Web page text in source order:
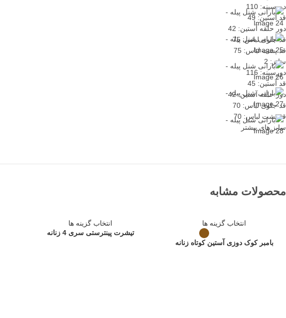
دورسینه: 110
قد آستین: 49
دور حلقه آستین: 42
قد جلوی لباس: 75
قد پشت لباس: 75
سایز: 2
دورسینه: 116
قد آستین: 45
دور حلقه آستین: 42
قد جلوی لباس: 70
قد پشت لباس: 70
سایز های بیشتر
محصولات مشابه
انتخاب گزینه ها
بامبر کوک دوزی آستین کوتاه زنانه
انتخاب گزینه ها
تیشرت پینترستی سری 4 زنانه